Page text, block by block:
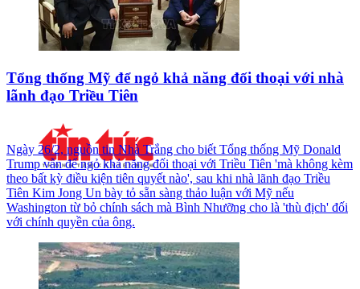
Tổng thống Mỹ để ngỏ khả năng đối thoại với nhà
lãnh đạo Triều Tiên
Ngày 26/2, nguồn tin Nhà Trắng cho biết Tổng thống Mỹ Donald
Trump vẫn để ngỏ khả năng đối thoại với Triều Tiên 'mà không kèm
theo bất kỳ điều kiện tiên quyết nào', sau khi nhà lãnh đạo Triều
Tiên Kim Jong Un bày tỏ sẵn sàng thảo luận với Mỹ nếu
Washington từ bỏ chính sách mà Bình Nhưỡng cho là 'thù địch' đối
với chính quyền của ông.